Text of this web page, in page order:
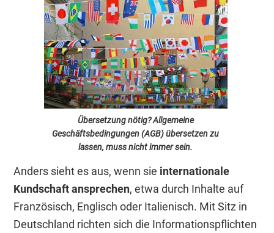
Übersetzung nötig? Allgemeine
Geschäftsbedingungen (AGB) übersetzen zu
lassen, muss nicht immer sein.
Anders sieht es aus, wenn sie internationale
Kundschaft ansprechen, etwa durch Inhalte auf
Französisch, Englisch oder Italienisch. Mit Sitz in
Deutschland richten sich die Informationspflichten